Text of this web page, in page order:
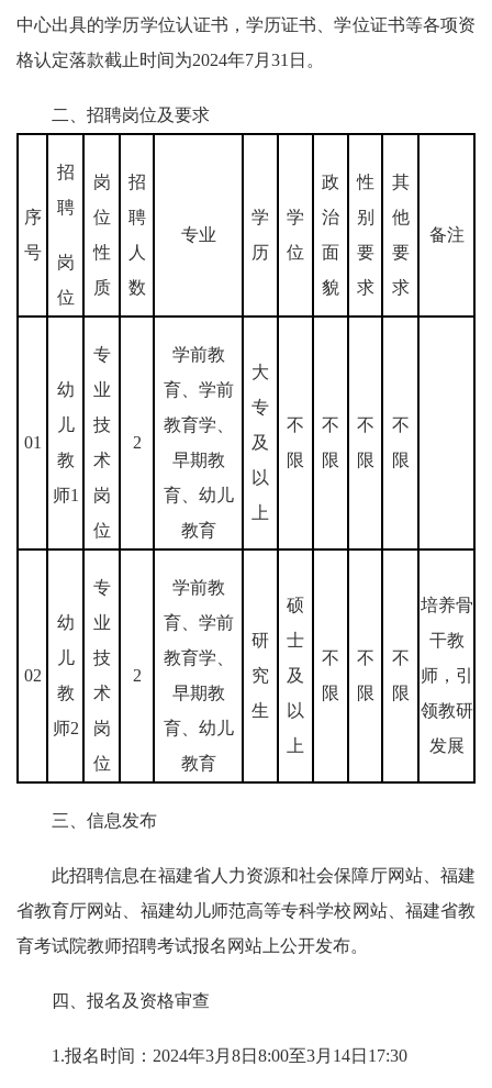
中心出具的学历学位认证书，学历证书、学位证书等各项资
格认定落款截止时间为2024年7月31日。
二、招聘岗位及要求
序
号
招
聘
岗
位
岗
位
性
质
招
聘
人
数
专业
学
历
学
位
政
治
面
貌
性
别
要
求
其
他
要
求
备注
01
幼
儿
教
师1
专
业
技
术
岗
位
2
学前教
育、学前
教育学、
早期教
育、幼儿
教育
大
专
及
以
上
不
限
不
限
不
限
不
限
02
幼
儿
教
师2
专
业
技
术
岗
位
2
学前教
育、学前
教育学、
早期教
育、幼儿
教育
研
究
生
硕
士
及
以
上
不
限
不
限
不
限
培养骨
干教
师，引
领教研
发展
三、信息发布
此招聘信息在福建省人力资源和社会保障厅网站、福建
省教育厅网站、福建幼儿师范高等专科学校网站、福建省教
育考试院教师招聘考试报名网站上公开发布。
四、报名及资格审查
1.报名时间：2024年3月8日8:00至3月14日17:30